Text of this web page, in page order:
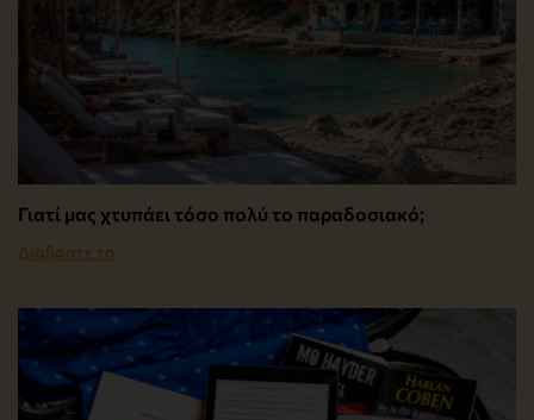
Γιατί μας χτυπάει τόσο πολύ το παραδοσιακό;
Διαβάστε το